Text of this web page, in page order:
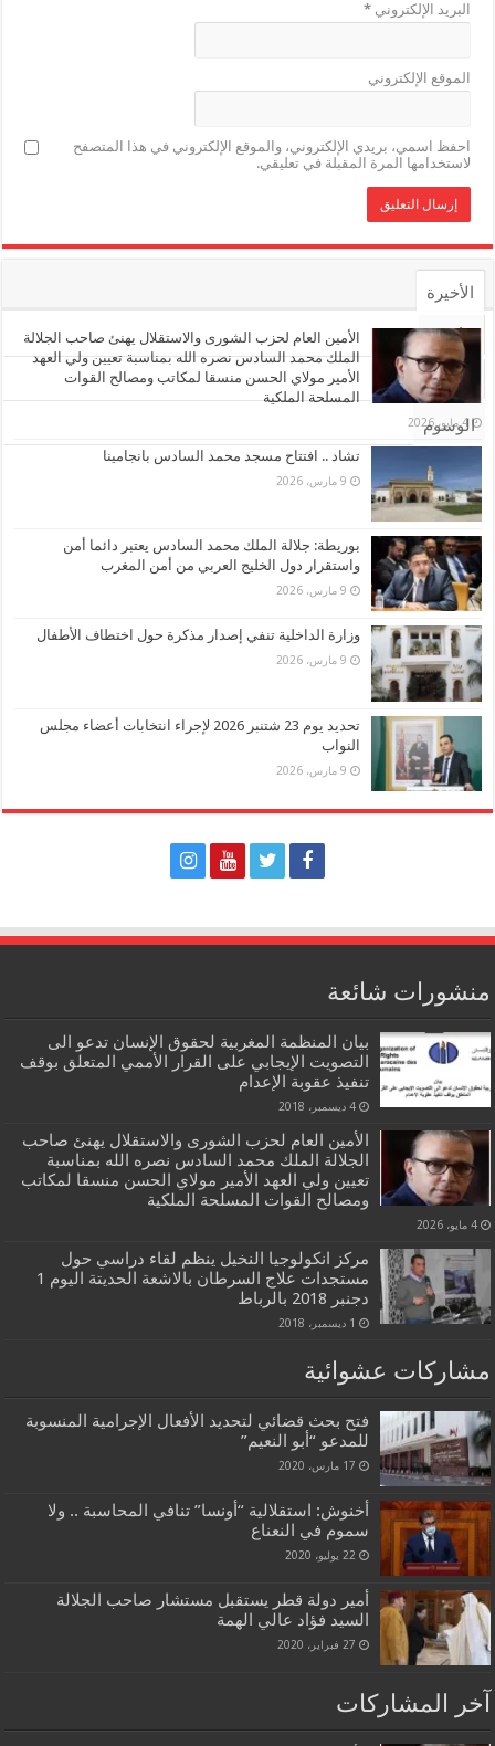
البريد الإلكتروني*
الموقع الإلكتروني
احفظ اسمي، بريدي الإلكتروني، والموقع الإلكتروني في هذا المتصفح
لاستخدامها المرة المقبلة في تعليقي.
الأخيرة
الأشهر
تعليقات
الوسوم
الأمين العام لحزب الشورى والاستقلال يهنئ صاحب الجلالة
الملك محمد السادس نصره الله بمناسبة تعيين ولي العهد
الأمير مولاي الحسن منسقا لمكاتب ومصالح القوات
المسلحة الملكية
4 مايو، 2026
تشاد .. افتتاح مسجد محمد السادس بانجامينا
9 مارس، 2026
بوريطة: جلالة الملك محمد السادس يعتبر دائما أمن
واستقرار دول الخليج العربي من أمن المغرب
9 مارس، 2026
وزارة الداخلية تنفي إصدار مذكرة حول اختطاف الأطفال
9 مارس، 2026
تحديد يوم 23 شتنبر 2026 لإجراء انتخابات أعضاء مجلس
النواب
9 مارس، 2026
منشورات شائعة
بيان المنظمة المغربية لحقوق الإنسان تدعو الى
التصويت الإيجابي على القرار الأممي المتعلق بوقف
تنفيذ عقوبة الإعدام
4 ديسمبر، 2018
الأمين العام لحزب الشورى والاستقلال يهنئ صاحب
الجلالة الملك محمد السادس نصره الله بمناسبة
تعيين ولي العهد الأمير مولاي الحسن منسقا لمكاتب
ومصالح القوات المسلحة الملكية
4 مايو، 2026
مركز انكولوجيا النخيل ينظم لقاء دراسي حول
مستجدات علاج السرطان بالاشعة الحديتة اليوم 1
دجنبر 2018 بالرباط
1 ديسمبر، 2018
مشاركات عشوائية
فتح بحث قضائي لتحديد الأفعال الإجرامية المنسوبة
للمدعو “أبو النعيم”
17 مارس، 2020
أخنوش: استقلالية “أونسا” تنافي المحاسبة .. ولا
سموم في النعناع
22 يوليو، 2020
أمير دولة قطر يستقبل مستشار صاحب الجلالة
السيد فؤاد عالي الهمة
27 فبراير، 2020
آخر المشاركات